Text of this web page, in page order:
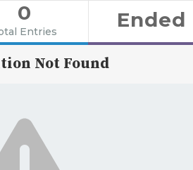
0
Entries Ended
Not Found